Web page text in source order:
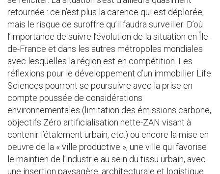
retournée : ce n’est plus la carence qui est déplorée,
mais le risque de suroffre qu’il faudra surveiller. D’où
l’importance de suivre l’évolution de la situation en Île-
de-France et dans les autres métropoles mondiales
avec lesquelles la région est en compétition. Les
réflexions pour le développement d’un immobilier Life
Sciences pourront se poursuivre avec la prise en
compte poussée de considérations
environnementales (limitation des émissions carbone,
objectifs Zéro artificialisation nette-ZAN visant à
contenir l’étalement urbain, etc.) ou encore la mise en
oeuvre de la « ville productive », une ville qui favorise
le maintien de l’industrie au sein du tissu urbain, avec
une insertion paysagère, architecturale et logistique